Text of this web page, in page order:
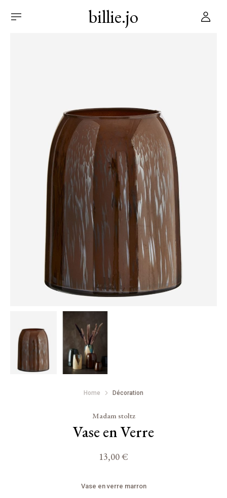
billie.jo
Home Décoration
Madam stoltz
Vase en Verre
13,00 €
Vase en verre marron